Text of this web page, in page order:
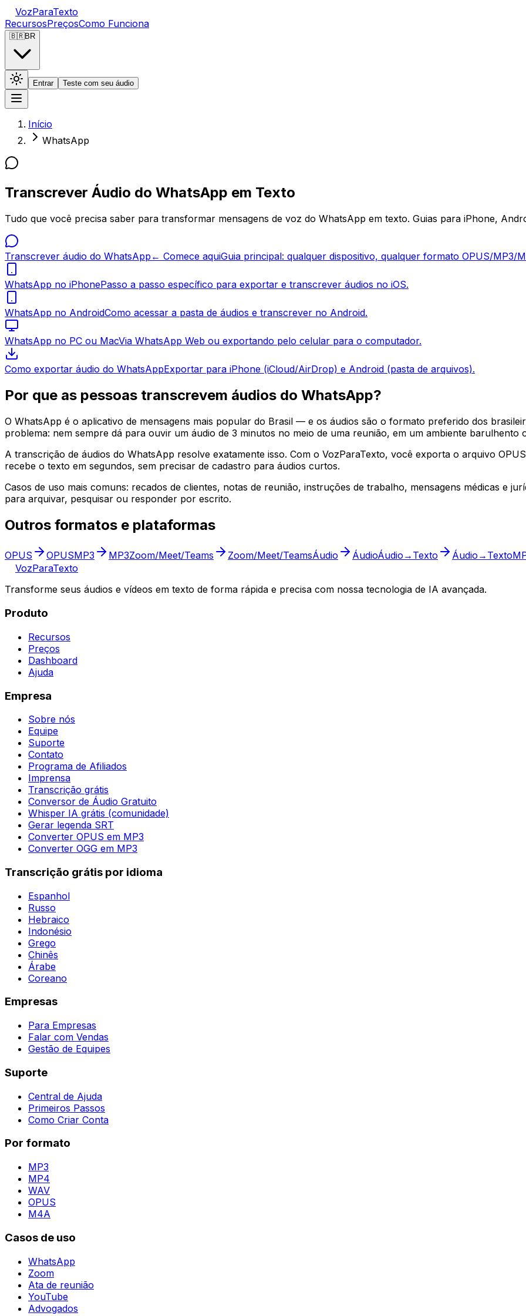
VozParaTexto
RecursosPreçosComo Funciona
🇧🇷BR
Entrar Teste com seu áudio
Início
WhatsApp
Transcrever Áudio do WhatsApp em Texto
Tudo que você precisa saber para transformar mensagens de voz do WhatsApp em texto. Guias para iPhone,
Transcrever áudio do WhatsApp ← Comece aquiGuia principal: qualquer dispositivo, qualquer formato OPUS/MP3/
WhatsApp no iPhonePasso a passo específico para exportar e transcrever áudios no iOS.
WhatsApp no AndroidComo acessar a pasta de áudios e transcrever no Android.
WhatsApp no PC ou MacVia WhatsApp Web ou exportando pelo celular para o computador.
Como exportar áudio do WhatsAppExportar para iPhone (iCloud/AirDrop) e Android (pasta de arquivos).
Por que as pessoas transcrevem áudios do WhatsApp?
O WhatsApp é o aplicativo de mensagens mais popular do Brasil — e os áudios são o formato preferido dos
problema: nem sempre dá para ouvir um áudio de 3 minutos no meio de uma reunião, em um ambiente barulhento
A transcrição de áudios do WhatsApp resolve exatamente isso. Com o VozParaTexto, você exporta o arquivo
recebe o texto em segundos, sem precisar de cadastro para áudios curtos.
Casos de uso mais comuns: recados de clientes, notas de reunião, instruções de trabalho, mensagens médicas e
para arquivar, pesquisar ou responder por escrito.
Outros formatos e plataformas
OPUS OPUSMP3 MP3Zoom/Meet/Teams Zoom/Meet/TeamsÁudio ÁudioÁudio→Texto Áudio→Texto
VozParaTexto
Transforme seus áudios e vídeos em texto de forma rápida e precisa com nossa tecnologia de IA avançada.
Produto
Recursos
Preços
Dashboard
Ajuda
Empresa
Sobre nós
Equipe
Suporte
Contato
Programa de Afiliados
Imprensa
Transcrição grátis
Conversor de Áudio Gratuito
Whisper IA grátis (comunidade)
Gerar legenda SRT
Converter OPUS em MP3
Converter OGG em MP3
Transcrição grátis por idioma
Espanhol
Russo
Hebraico
Indonésio
Grego
Chinês
Árabe
Coreano
Empresas
Para Empresas
Falar com Vendas
Gestão de Equipes
Suporte
Central de Ajuda
Primeiros Passos
Como Criar Conta
Por formato
MP3
MP4
WAV
OPUS
M4A
Casos de uso
WhatsApp
Zoom
Ata de reunião
YouTube
Advogados